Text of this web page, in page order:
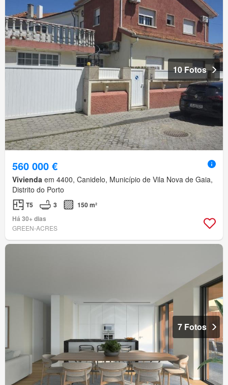
10 Fotos
560 000 €
Vivienda em 4400, Canidelo, Município de Vila Nova de Gaia,
Distrito do Porto
T5 3
150 m²
Há 30+ dias
GREEN-ACRES
7 Fotos